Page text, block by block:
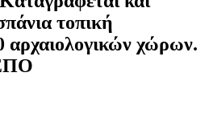
τοπική
αρχαιολογικών χώρων.